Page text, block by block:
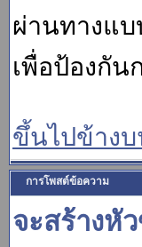
ผ่านทางแ
เพื่อป้องกัน
ขึ้นไปข้าง
การโพสต์ข้อความ
จะสร้างหั